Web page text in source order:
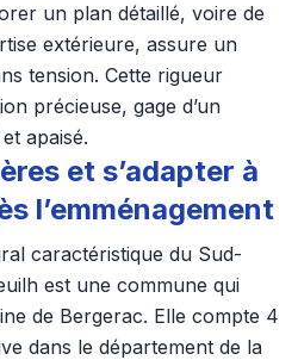
un plan détaillé, voire de
extérieure, assure un
tension. Cette rigueur
précieuse, gage d’un
apaisé.
et s’adapter à
l’emménagement
caractéristique du Sud-
est une commune qui
de Bergerac. Elle compte 4
dans le département de la